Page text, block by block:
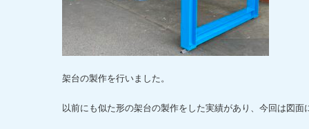
架台の製作を行いました。
以前にも似た形の架台の製作をした実績があり、今回は図